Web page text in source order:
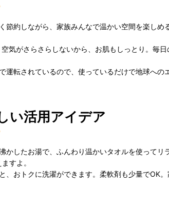
節約しながら、家族みんなで温かい空間を楽しめ
気がさらさらしないから、お肌もしっとり。毎日
運転されているので、使っているだけで地球への
い活用アイデア
かしたお湯で、ふんわり温かいタオルを使ってリ
すよ。
、おトクに洗濯ができます。柔軟剤も少量でOK。